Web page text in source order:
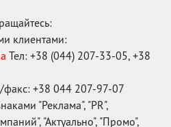
клиентами:
Тел: +38 (044) 207-33-05, +38
факс: +38 044 207-97-07
"Реклама", "PR",
"Актуально", "Промо",